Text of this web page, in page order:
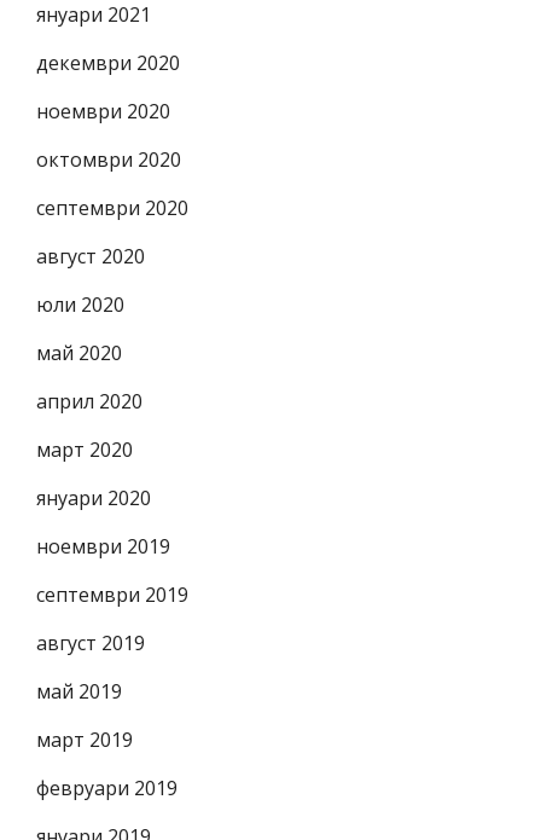
януари 2021
декември 2020
ноември 2020
октомври 2020
септември 2020
август 2020
юли 2020
май 2020
април 2020
март 2020
януари 2020
ноември 2019
септември 2019
август 2019
май 2019
март 2019
февруари 2019